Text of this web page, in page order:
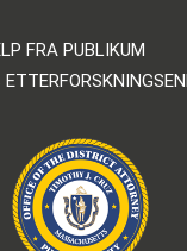
FRA PUBLIKUM